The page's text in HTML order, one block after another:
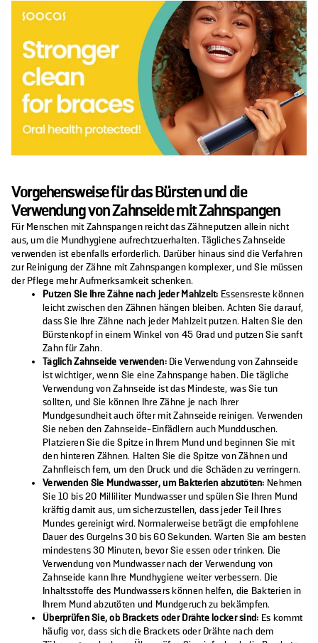
Vorgehensweise für das Bürsten und die
Verwendung von Zahnseide mit Zahnspangen
Für Menschen mit Zahnspangen reicht das Zähneputzen allein nicht
aus, um die Mundhygiene aufrechtzuerhalten. Tägliches Zahnseide
verwenden ist ebenfalls erforderlich. Darüber hinaus sind die Verfahren
zur Reinigung der Zähne mit Zahnspangen komplexer, und Sie müssen
der Pflege mehr Aufmerksamkeit schenken.
Putzen Sie Ihre Zähne nach jeder Mahlzeit: Essensreste können
leicht zwischen den Zähnen hängen bleiben. Achten Sie darauf,
dass Sie Ihre Zähne nach jeder Mahlzeit putzen. Halten Sie den
Bürstenkopf in einem Winkel von 45 Grad und putzen Sie sanft
Zahn für Zahn.
Täglich Zahnseide verwenden:Die Verwendung von Zahnseide
ist wichtiger, wenn Sie eine Zahnspange haben. Die tägliche
Verwendung von Zahnseide ist das Mindeste, was Sie tun
sollten, und Sie können Ihre Zähne je nach Ihrer
Mundgesundheit auch öfter mit Zahnseide reinigen. Verwenden
Sie neben den Zahnseide-Einfädlern auch Mundduschen.
Platzieren Sie die Spitze in Ihrem Mund und beginnen Sie mit
den hinteren Zähnen. Halten Sie die Spitze von Zähnen und
Zahnfleisch fern, um den Druck und die Schäden zu verringern.
Verwenden Sie Mundwasser, um Bakterien abzutöten: Nehmen
Sie 10 bis 20 Milliliter Mundwasser und spülen Sie Ihren Mund
kräftig damit aus, um sicherzustellen, dass jeder Teil Ihres
Mundes gereinigt wird. Normalerweise beträgt die empfohlene
Dauer des Gurgelns 30 bis 60 Sekunden. Warten Sie am besten
mindestens 30 Minuten, bevor Sie essen oder trinken. Die
Verwendung von Mundwasser nach der Verwendung von
Zahnseide kann Ihre Mundhygiene weiter verbessern. Die
Inhaltsstoffe des Mundwassers können helfen, die Bakterien in
Ihrem Mund abzutöten und Mundgeruch zu bekämpfen.
Überprüfen Sie, ob Brackets oder Drähte locker sind: Es kommt
häufig vor, dass sich die Brackets oder Drähte nach dem